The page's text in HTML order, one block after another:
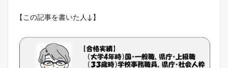
【この記事を書いた人↓】